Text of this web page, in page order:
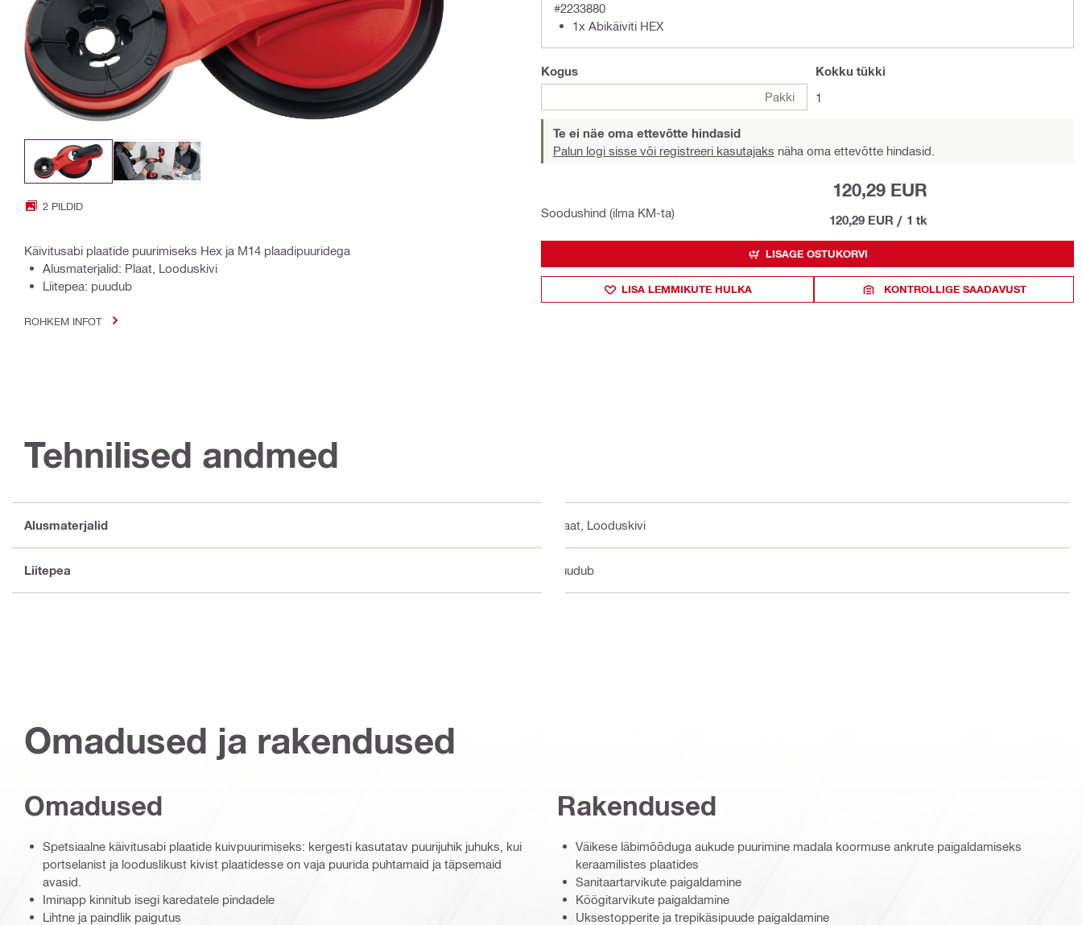
2 PILDID
Käivitusabi plaatide puurimiseks Hex ja M14 plaadipuuridega
Alusmaterjalid: Plaat, Looduskivi
Liitepea: puudub
ROHKEM INFOT
#2233880
1x Abikäiviti HEX
Kogus
Pakki
Kokku tükki
1
Te ei näe oma ettevõtte hindasid
Palun logi sisse või registreeri kasutajaks näha oma ettevõtte hindasid.
Soodushind (ilma KM-ta)
120,29 EUR
120,29 EUR / 1 tk
LISAGE OSTUKORVI
LISA LEMMIKUTE HULKA KONTROLLIGE SAADAVUST
Tehnilised andmed
Alusmaterjalid Plaat, Looduskivi
Liitepea puudub
Omadused ja rakendused
Omadused
Spetsiaalne käivitusabi plaatide kuivpuurimiseks: kergesti kasutatav puurijuhik juhuks, kui
portselanist ja looduslikust kivist plaatidesse on vaja puurida puhtamaid ja täpsemaid
avasid.
Iminapp kinnitub isegi karedatele pindadele
Lihtne ja paindlik paigutus
Rakendused
Väikese läbimõõduga aukude puurimine madala koormuse ankrute paigaldamiseks
keraamilistes plaatides
Sanitaartarvikute paigaldamine
Köögitarvikute paigaldamine
Uksestopperite ja trepikäsipuude paigaldamine